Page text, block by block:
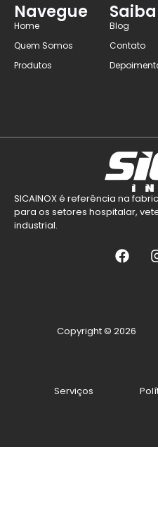
Navegue
Home
Quem Somos
Produtos
Blog
Contato
SICAINOX é referência na
para os setores hospitalar,
industrial.
Copyright © 2026
Serviços